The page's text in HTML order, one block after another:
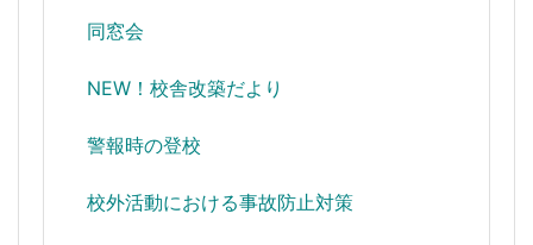
同窓会
NEW！校舎改築だより
警報時の登校
校外活動における事故防止対策